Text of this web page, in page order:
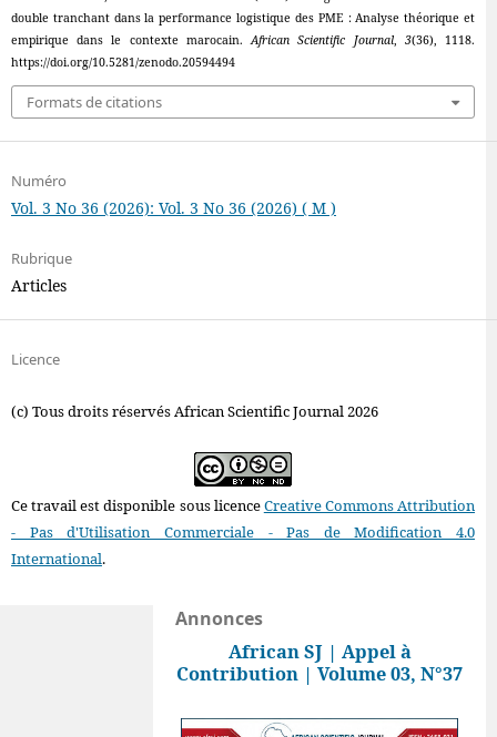
double tranchant dans la performance logistique des PME : Analyse théorique et
empirique dans le contexte marocain.African Scientific Journal, 3(36), 1118.
https://doi.org/10.5281/zenodo.20594494
Formats de citations
Numéro
Vol. 3 No 36 (2026): Vol. 3 No 36 (2026) ( M )
Rubrique
Articles
Licence
(c) Tous droits réservés African Scientific Journal 2026
Ce travail est disponible sous licenceCreative Commons Attribution
- Pas d'Utilisation Commerciale - Pas de Modification 4.0
International.
Annonces
African SJ | Appel à
Contribution | Volume 03, N°37